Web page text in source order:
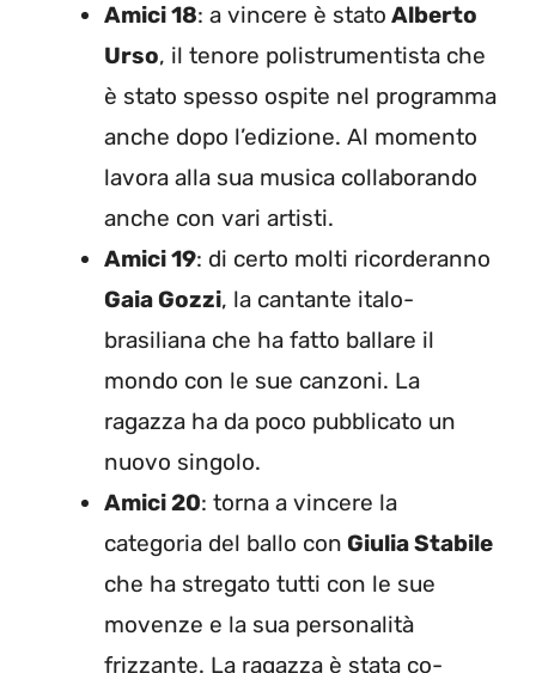
Amici 18: a vincere è stato Alberto
Urso, il tenore polistrumentista che
è stato spesso ospite nel programma
anche dopo l’edizione. Al momento
lavora alla sua musica collaborando
anche con vari artisti.
Amici 19: di certo molti ricorderanno
Gaia Gozzi, la cantante italo-
brasiliana che ha fatto ballare il
mondo con le sue canzoni. La
ragazza ha da poco pubblicato un
nuovo singolo.
Amici 20: torna a vincere la
categoria del ballo con Giulia Stabile
che ha stregato tutti con le sue
movenze e la sua personalità
frizzante. La ragazza è stata co-